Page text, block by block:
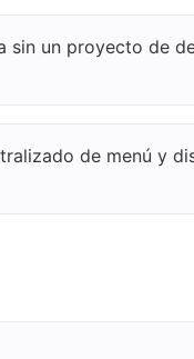
sin un proyecto de
de menú y